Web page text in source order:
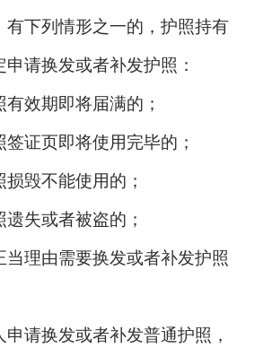
有下列情形之一的，护照持有
申请换发或者补发护照：
效期即将届满的；
证页即将使用完毕的；
毁不能使用的；
失或者被盗的；
理由需要换发或者补发护照
换发或者补发普通护照，